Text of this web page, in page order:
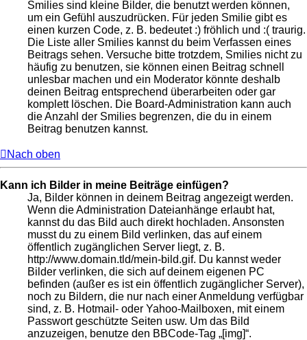
Smilies sind kleine Bilder, die benutzt werden können,
um ein Gefühl auszudrücken. Für jeden Smilie gibt es
einen kurzen Code, z. B. bedeutet :) fröhlich und :( traurig.
Die Liste aller Smilies kannst du beim Verfassen eines
Beitrags sehen. Versuche bitte trotzdem, Smilies nicht zu
häufig zu benutzen, sie können einen Beitrag schnell
unlesbar machen und ein Moderator könnte deshalb
deinen Beitrag entsprechend überarbeiten oder gar
komplett löschen. Die Board-Administration kann auch
die Anzahl der Smilies begrenzen, die du in einem
Beitrag benutzen kannst.
Nach oben
Kann ich Bilder in meine Beiträge einfügen?
Ja, Bilder können in deinem Beitrag angezeigt werden.
Wenn die Administration Dateianhänge erlaubt hat,
kannst du das Bild auch direkt hochladen. Ansonsten
musst du zu einem Bild verlinken, das auf einem
öffentlich zugänglichen Server liegt, z. B.
http://www.domain.tld/mein-bild.gif. Du kannst weder
Bilder verlinken, die sich auf deinem eigenen PC
befinden (außer es ist ein öffentlich zugänglicher Server),
noch zu Bildern, die nur nach einer Anmeldung verfügbar
sind, z. B. Hotmail- oder Yahoo-Mailboxen, mit einem
Passwort geschützte Seiten usw. Um das Bild
anzuzeigen, benutze den BBCode-Tag „[img]“.